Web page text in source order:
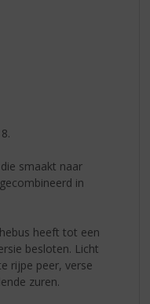
smaakt naar
in
heeft tot een
besloten. Licht
rijpe peer, verse
zuren.